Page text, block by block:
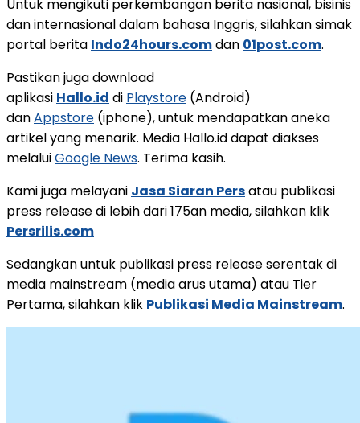
Untuk mengikuti perkembangan berita nasional, bisinis
dan internasional dalam bahasa Inggris, silahkan simak
portal berita Indo24hours.comdan 01post.com.
Pastikan juga download
aplikasi Hallo.id di Playstore (Android)
danAppstore (iphone), untuk mendapatkan aneka
artikel yang menarik. Media Hallo.id dapat diakses
melaluiGoogle News. Terima kasih.
Kami juga melayani Jasa Siaran Persatau publikasi
press release di lebih dari 175an media, silahkan klik
Persrilis.com
Sedangkan untuk publikasi press release serentak di
media mainstream (media arus utama) atau Tier
Pertama, silahkan klik Publikasi Media Mainstream.